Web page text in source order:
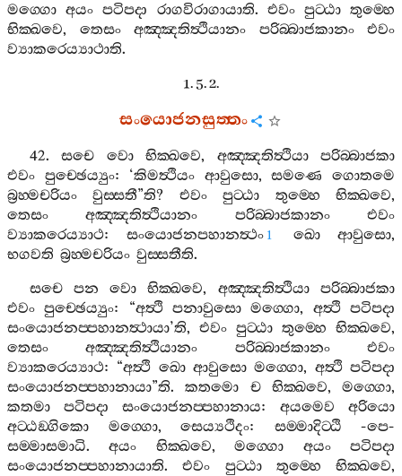
මග‍්ගො අයං පටිපදා රාගවිරාගායාති. එවං පුට‍්ඨා තුම‍්හෙ
භික‍්ඛවෙ, තෙසං අඤ‍්ඤතිත්‍ථියානං පරිබ‍්බාජකානං
එවං
ව්‍යාකරෙය්‍යාථාති.
1. 5. 2.
සංයොජනසුත‍්තං
42.සචෙ වො භික‍්ඛවෙ, අඤ‍්ඤතිත්‍ථියා
පරිබ‍්බාජකා
එවං පුච‍්ඡෙය්‍යුං: ‘කිමත්‍ථියං ආවුසො,සමණෙ
ගොතමෙ
බ්‍රහ‍්මචරියං
වුස‍්සතී”ති? එවං පුට‍්ඨා තුම‍්හෙ භික‍්ඛවෙ,
තෙසං
අඤ‍්ඤතිත්‍ථියානං පරිබ‍්බාජකානං
එවං
ව්‍යාකරෙය්‍යාථ:සංයොජනපහානත්‍ථං 1 ඛො ආවුසො,
භගවති බ්‍රහ‍්මචරියං වුස‍්සතීති.
සචෙ
පන වො භික‍්ඛවෙ, අඤ‍්ඤතිත්‍ථියා
පරිබ‍්බාජකා
එවං පුච‍්ඡෙය්‍යුං: “අත්‍ථි පනාවුසො මග‍්ගො, අත්‍ථි පටිපදා
සංයොජනප‍්පහානත්‍ථායා’ති, එවං පුට‍්ඨා තුම‍්හෙ භික‍්ඛවෙ,
තෙසං
අඤ‍්ඤතිත්‍ථියානං පරිබ‍්බාජකානං
එවං
ව්‍යාකරෙය්‍යාථ: “අත්‍ථි ඛො ආවුසො මග‍්ගො, අත්‍ථි පටිපදා
සංයොජනප‍්පහානායා”ති.කතමො ච භික‍්ඛවෙ, මග‍්ගො,
කතමා
පටිපදා සංයොජනප‍්පහානාය: අයමෙව
අරියො
අට‍්ඨඞ‍්ගිකො
මග‍්ගො, සෙය්‍යථිදං: සම‍්මාදිට‍්ඨි -පෙ-
සම‍්මාසමාධි.අයං භික‍්ඛවෙ,මග‍්ගො අයං
පටිපදා
සංයොජනප‍්පහානායාති.එවං පුට‍්ඨා තුම‍්හෙ භික‍්ඛවෙ,